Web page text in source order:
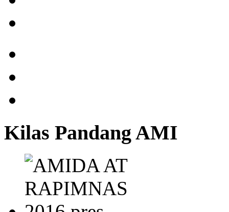
Kilas Pandang AMI